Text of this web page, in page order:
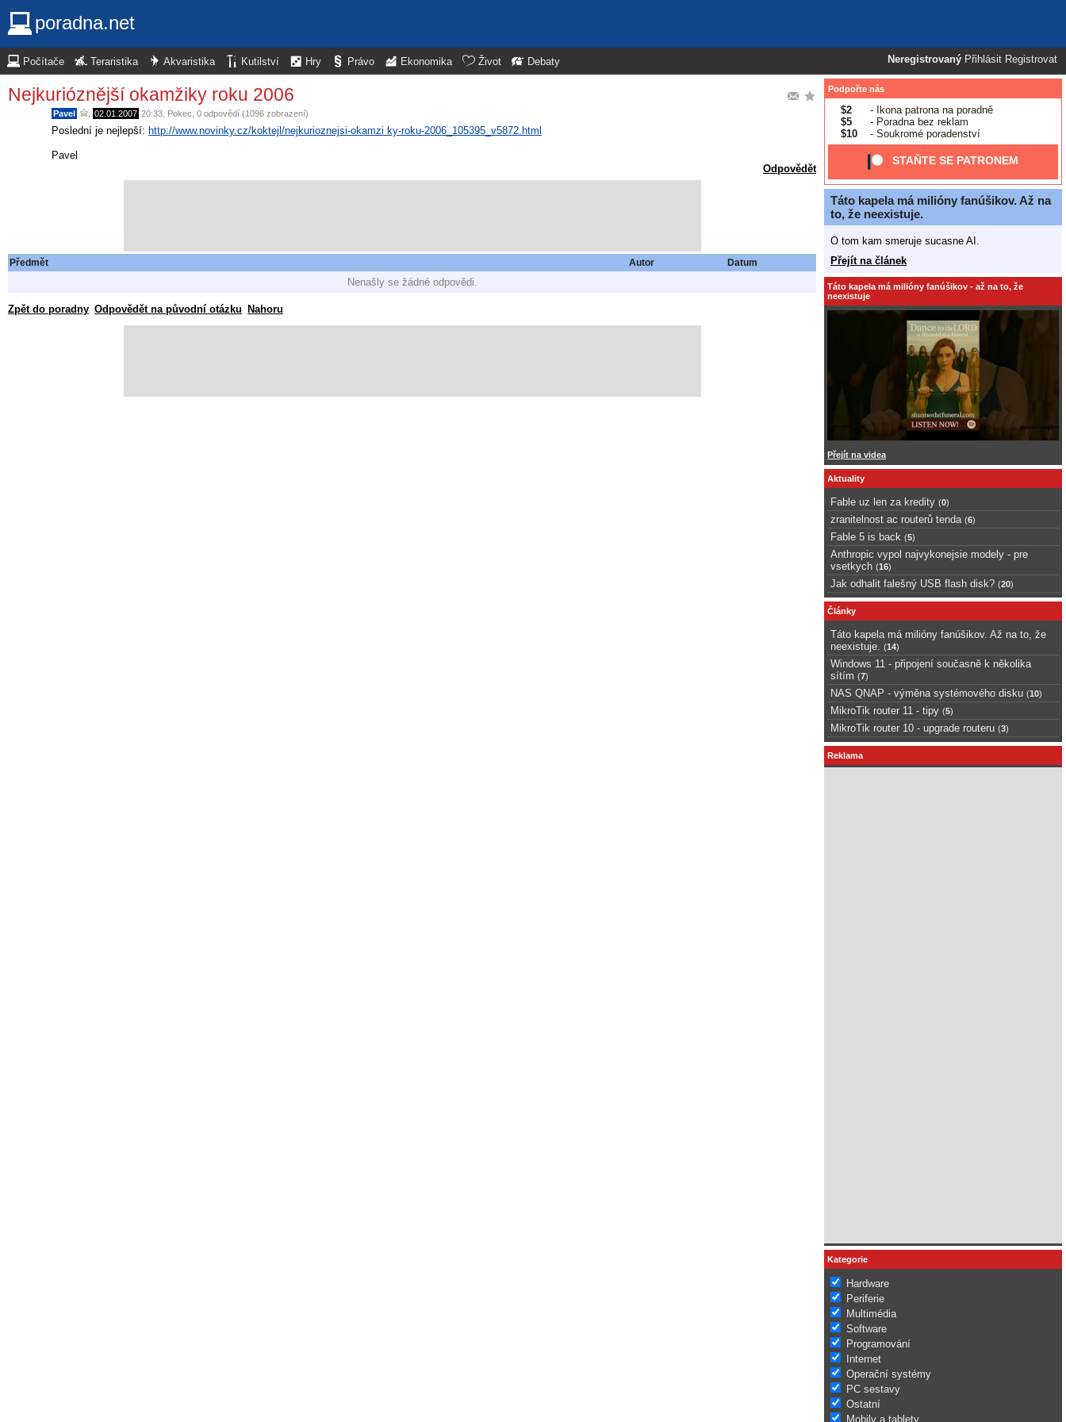
poradna.net
Neregistrovaný Přihlásit Registrovat
Počítače Teraristika Akvaristika Kutilství Hry Právo Ekonomika Život Debaty
Nejkurióznější okamžiky roku 2006
Pavel 02.01.2007 20:33 Pokec , 0 odpovědí (1096 zobrazení)
Poslední je nejlepší: http://www.novinky.cz/koktejl/nejkurioznejsi-okamzi ky-roku-2006_105395_v5872.html
Pavel
Odpovědět
Předmět Autor Datum
Nenašly se žádné odpovědi.
Zpět do poradny Odpovědět na původní otázku Nahoru
Podpořte nás
$2
- Ikona patrona na poradně
$5
- Poradna bez reklam
$10
- Soukromé poradenství
STAŇTE SE PATRONEM
Táto kapela má milióny fanúšikov. Až na
to, že neexistuje.
O tom kam smeruje sucasne AI.
Přejít na článek
Táto kapela má milióny fanúšikov - až na to, že
neexistuje
Přejít na videa
Aktuality
Fable uz len za kredity (0)
zranitelnost ac routerů tenda (6)
Fable 5 is back (5)
Anthropic vypol najvykonejsie modely - pre
vsetkych (16)
Jak odhalit falešný USB flash disk? (20)
Články
Táto kapela má milióny fanúšikov. Až na to, že
neexistuje.
(14)
Windows 11 - připojení současně k několika
sítím (7)
NAS QNAP - výměna systémového disku (10)
MikroTik router 11 - tipy (5)
MikroTik router 10 - upgrade routeru (3)
Reklama
Kategorie
Hardware
Periferie
Multimédia
Software
Programování
Internet
Operační systémy
PC sestavy
Ostatní
Mobily a tablety